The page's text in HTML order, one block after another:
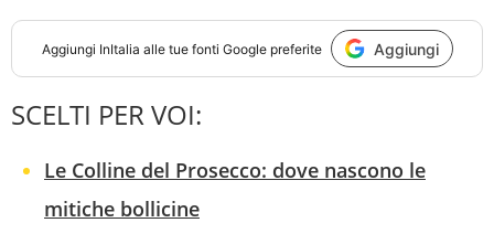
Aggiungi InItalia alle tue fonti Google preferite Aggiungi
SCELTI PER VOI:
Le Colline del Prosecco: dove nascono le
mitiche bollicine